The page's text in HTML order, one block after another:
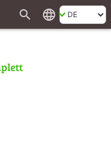
search language